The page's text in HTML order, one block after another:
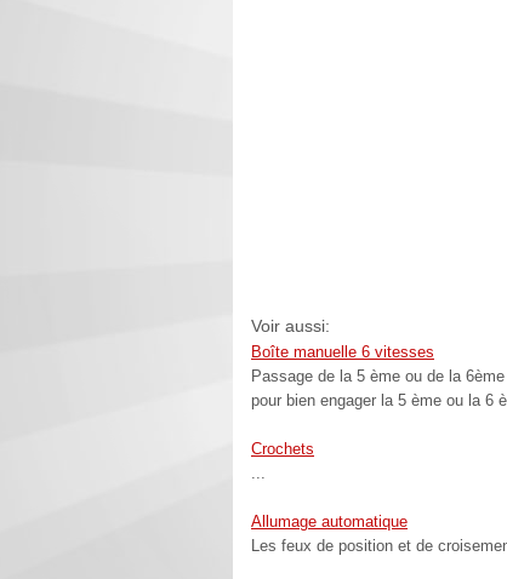
Voir aussi:
Boîte manuelle 6 vitesses
Passage de la 5 ème ou de la
pour bien engager la 5 ème ou la 6
Crochets
...
Allumage automatique
Les feux de position et de